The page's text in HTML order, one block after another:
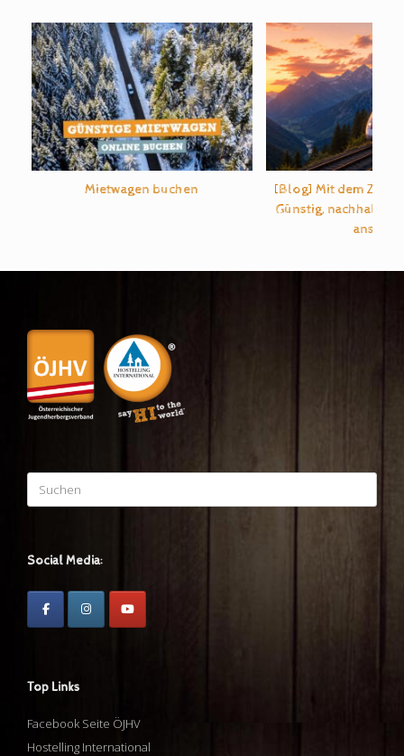
Mietwagen buchen
[Blog] Mit dem Zug
Günstig, nachhaltig
ans Ziel
nach:
Social Media:
Top Links
Facebook Seite ÖJHV
Hostelling International